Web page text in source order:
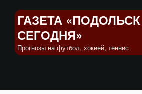
ГАЗЕТА «ПОДОЛЬСК
СЕГОДНЯ»
Прогнозы на футбол, хокеей, теннис